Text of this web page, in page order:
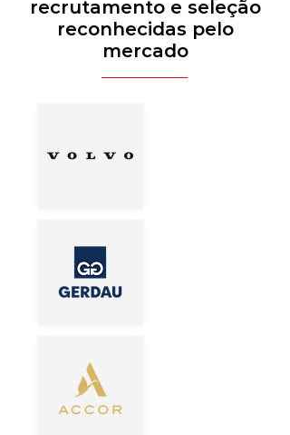
recrutamento e seleção
reconhecidas pelo
mercado